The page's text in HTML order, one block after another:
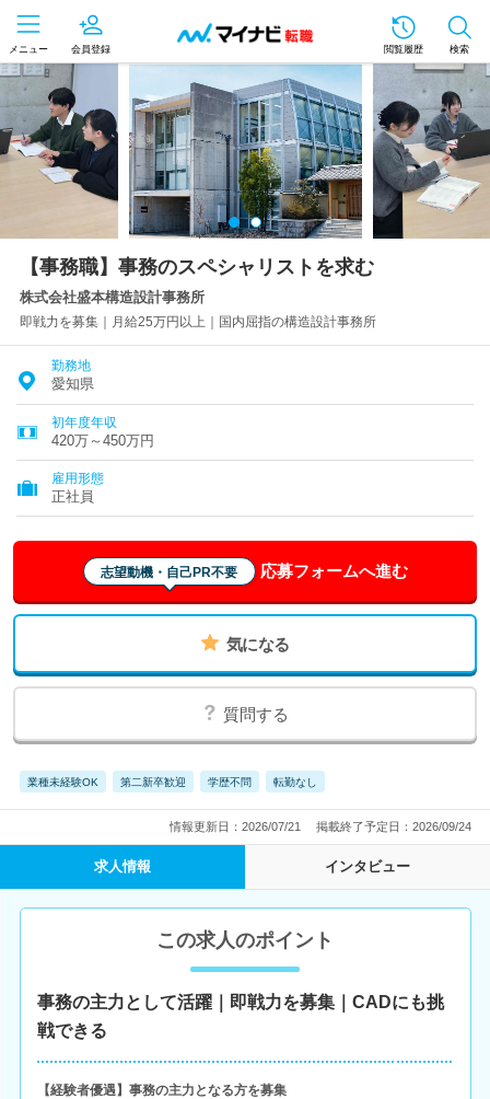
メニュー 会員登録 閲覧履歴 検索
【事務職】事務のスペシャリストを求む
株式会社盛本構造設計事務所
即戦力を募集｜月給25万円以上｜国内屈指の構造設計事務所
勤務地
愛知県
初年度年収
420万～450万円
雇用形態
正社員
志望動機・自己PR不要 応募フォームへ進む
気になる
質問する
業種未経験OK 第二新卒歓迎 学歴不問 転勤なし
情報更新日：2026/07/21 掲載終了予定日：2026/09/24
求人情報 インタビュー
この求人のポイント
事務の主力として活躍｜即戦力を募集｜CADにも挑
戦できる
【経験者優遇】事務の主力となる方を募集